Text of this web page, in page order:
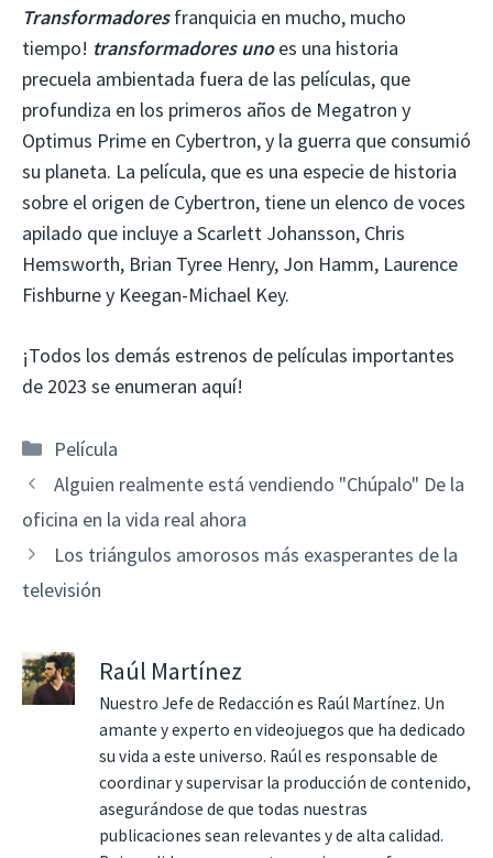
Transformadoresfranquicia en mucho, mucho
tiempo! transformadores unoes una historia
precuela ambientada fuera de las películas, que
profundiza en los primeros años de Megatron y
Optimus Prime en Cybertron, y la guerra que consumió
su planeta. La película, que es una especie de historia
sobre el origen de Cybertron, tiene un elenco de voces
apilado que incluye a Scarlett Johansson, Chris
Hemsworth, Brian Tyree Henry, Jon Hamm, Laurence
Fishburne y Keegan-Michael Key.
¡Todos los demás estrenos de películas importantes
de 2023 se enumeran aquí!
Categorías
Película
Alguien realmente está vendiendo "Chúpalo" De la
oficina en la vida real ahora
Los triángulos amorosos más exasperantes de la
televisión
Raúl Martínez
Nuestro Jefe de Redacción es Raúl Martínez. Un
amante y experto en videojuegos que ha dedicado
su vida a este universo. Raúl es responsable de
coordinar y supervisar la producción de contenido,
asegurándose de que todas nuestras
publicaciones sean relevantes y de alta calidad.